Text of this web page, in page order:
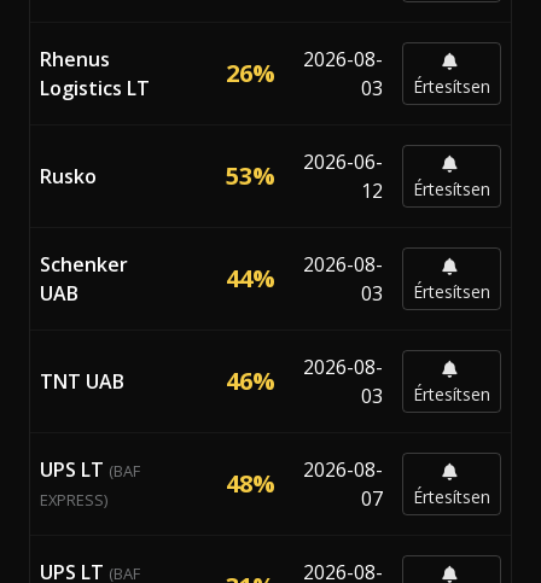
Rhenus
Logistics LT
26%
2026-08-
03
Értesítsen
Rusko 53%
2026-06-
12
Értesítsen
Schenker
UAB
44%
2026-08-
03
Értesítsen
TNT UAB 46%
2026-08-
03
Értesítsen
UPS LT (BAF
EXPRESS)
48%
2026-08-
07
Értesítsen
UPS LT (BAF 2026-08-